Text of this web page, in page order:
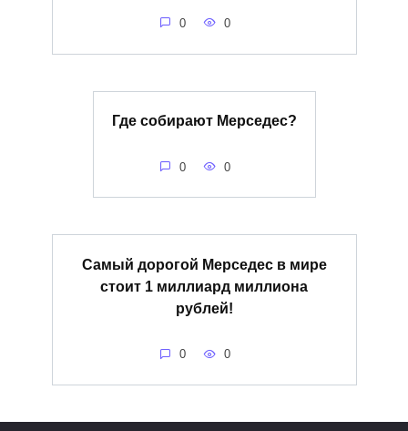
0 0
Где собирают Мерседес?
0 0
Самый дорогой Мерседес в мире
стоит 1 миллиард миллиона
рублей!
0 0